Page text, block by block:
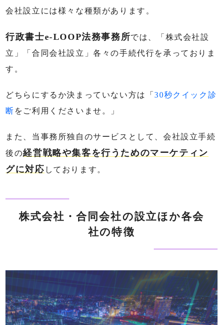
会社設立には様々な種類があります。
行政書士e-LOOP法務事務所では、「株式会社設
立」「合同会社設立」各々の手続代行を承っておりま
す。
どちらにするか決まっていない方は「30秒クイック診
断 をご利用くださいませ。」
また、当事務所独自のサービスとして、会社設立手続
後の経営戦略や集客を行うためのマーケティン
グに対応 しております。
株式会社・合同会社の設立ほか各会
社の特徴